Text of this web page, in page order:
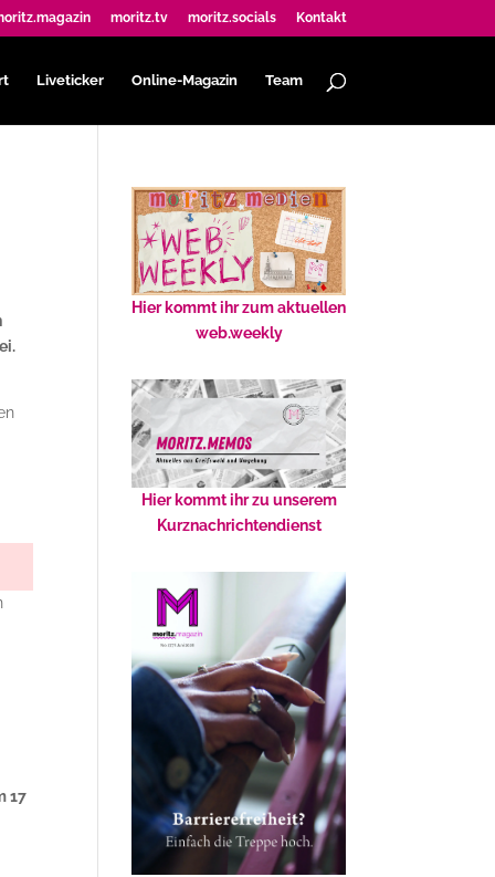
moritz.tv moritz.socials Kontakt
Liveticker Online-Magazin Team
17
Hier kommt ihr zum aktuellen
web.weekly
Hier kommt ihr zu unserem
Kurznachrichtendienst